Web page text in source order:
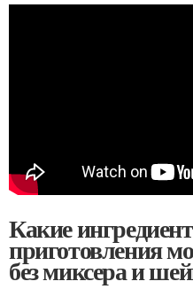
Какие
приготовления
без миксера и